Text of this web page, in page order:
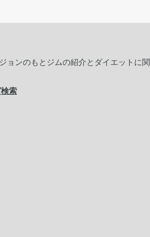
ョンのもとジムの紹介とダイエットに
索